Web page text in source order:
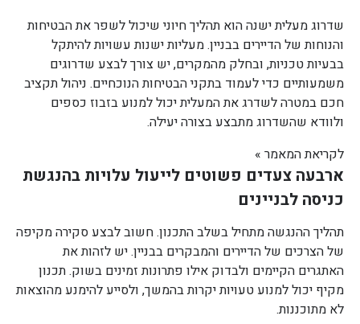
שדרוג מעלית ישנה הוא תהליך חיוני שיכול לשפר את הבטיחות
והנוחות של הדיירים בבניין. מעליות ישנות עשויות להיתקל
בבעיות טכניות, ובחלק מהמקרים, יש צורך לבצע שדרוגים
משמעותיים כדי לעמוד בתקני הבטיחות הנוכחיים. ניהול תקציב
חכם במטרה לשדרג את המעלית יכול למנוע בזבוז כספים
ולוודא שהשדרוג מתבצע בצורה יעילה.
לקריאת המאמר »
ארבעה צעדים פשוטים לייעול עלויות בהנגשת
כניסה לבניינים
תהליך ההנגשה מתחיל בשלב התכנון. חשוב לבצע סקירה מקיפה
של הצרכים של הדיירים והמבקרים בבניין. יש לזהות את
האתגרים הקיימים ולבדוק אילו פתרונות זמינים בשוק. תכנון
מקיף יכול למנוע טעויות יקרות בהמשך, ולסייע להימנע מהוצאות
לא מתוכננות.